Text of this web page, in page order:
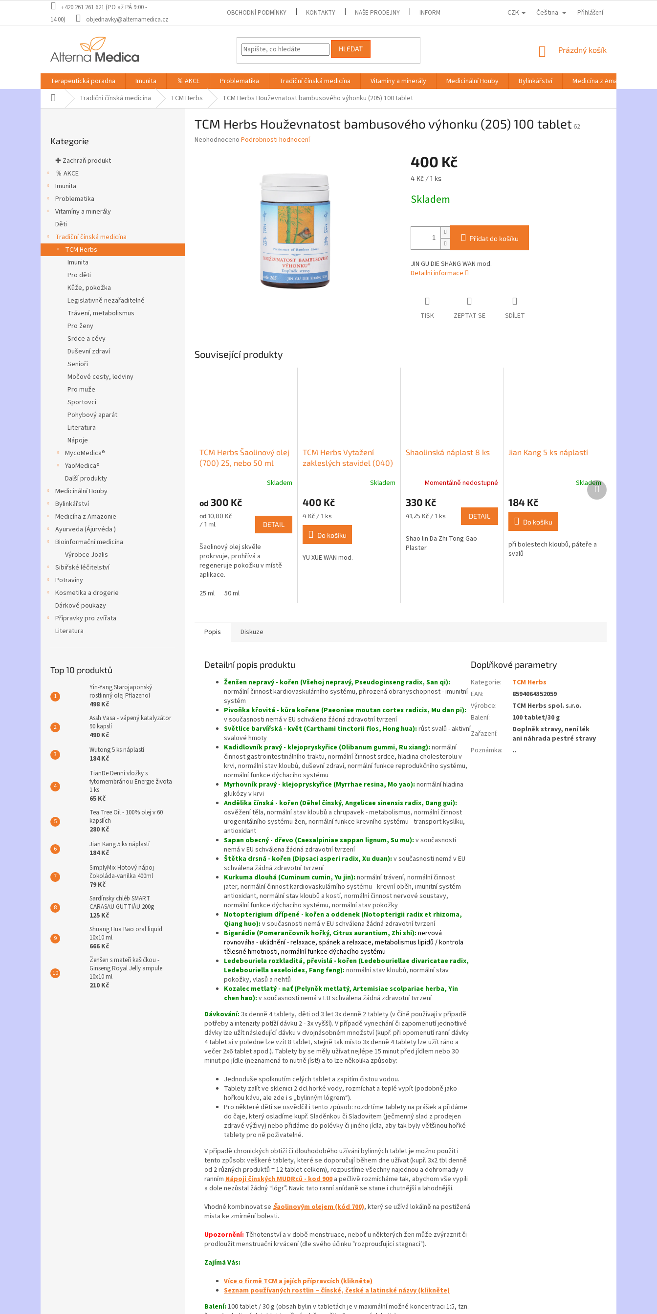
obsah
+420 261 261 621 (PO až PÁ 9:00 -
14:00)
objednavky@alternamedica.cz
OBCHODNÍ PODMÍNKY KONTAKTY NAŠE PRODEJNY INFORMACE KE ZPRACOVÁNÍ OSOBNÍCH ÚDAJŮ DOPRAVA A PLATBA
CZK Čeština Přihlášení
HLEDAT
NÁKUPNÍ
Prázdný košík
Terapeutická poradna Imunita ％ AKCE Problematika Tradiční čínská medicína Vitamíny a minerály Medicinální Houby Bylinkářství
Medicína z Amazonie
Domů Tradiční čínská medicína TCM Herbs TCM Herbs Houževnatost bambusového výhonku (205) 100 tablet
e
l
kategorie
Kategorie
✚ Zachraň produkt
％ AKCE
Imunita
Problematika
Vitamíny a minerály
Děti
Tradiční čínská medicína
TCM Herbs
Imunita
Pro děti
Kůže, pokožka
Legislativně nezařaditelné
Trávení, metabolismus
Pro ženy
Srdce a cévy
Duševní zdraví
Senioři
Močové cesty, ledviny
Pro muže
Sportovci
Pohybový aparát
Literatura
Nápoje
MycoMedica®
YaoMedica®
Další produkty
Medicinální Houby
Bylinkářství
Medicína z Amazonie
Ayurveda (Ájurvéda )
Bioinformační medicína
Výrobce Joalis
Sibiřské léčitelství
Potraviny
Kosmetika a drogerie
Dárkové poukazy
Přípravky pro zvířata
Literatura
Top 10 produktů
Yin-Yang Starojaponský
rostlinný olej Pflazenöl
498 Kč
Assh Vasa - vápený katalyzátor
90 kapslí
490 Kč
Wutong 5 ks náplastí
184 Kč
TianDe Denní vložky s
fytomembránou Energie života
1 ks
65 Kč
Tea Tree Oil - 100% olej v 60
kapslích
280 Kč
Jian Kang 5 ks náplastí
184 Kč
SimplyMix Hotový nápoj
čokoláda-vanilka 400ml
79 Kč
Sardínsky chléb SMART
CARASAU GUTTIÀU 200g
125 Kč
Shuang Hua Bao oral liquid
10x10 ml
666 Kč
Ženšen s mateří kašičkou -
Ginseng Royal Jelly ampule
10x10 ml
210 Kč
TCM Herbs Houževnatost bambusového výhonku (205) 100 tablet 62
Průměrné
Neohodnoceno Podrobnosti hodnocení
400 Kč
Měrná
4 Kč / 1 ks
Skladem
Přidat do košíku
JIN GU DIE SHANG WAN mod.
Detailní informace
TISK ZEPTAT SE SDÍLET
Související produkty
TCM Herbs Šaolinový olej
(700) 25, nebo 50 ml
produktu
4,5
hvězdiček.
Skladem
od 300 Kč
Měrná
cena:
od 10,80 Kč
/ 1 ml
DETAIL
Šaolinový olej skvěle
prokrvuje, prohřívá a
regeneruje pokožku v místě
aplikace.
25 ml
50 ml
TCM Herbs Vytažení
zakleslých stavidel (040)
produktu
je
5,0
Skladem
400 Kč
Měrná
cena:
4 Kč / 1 ks
Do košíku
YU XUE WAN mod.
Shaolinská náplast 8 ks
Momentálně nedostupné
330 Kč
Měrná
41,25 Kč / 1 ks DETAIL
Shao lin Da Zhi Tong Gao
Plaster
Jian Kang 5 ks náplastí
produktu
je
4,0
z
hvězdiček.
Skladem
184 Kč
Do košíku
při bolestech kloubů, páteře a
svalů
Další
produkt
Popis Diskuze
Detailní popis produktu
Ženšen nepravý - kořen (Všehoj nepravý, Pseudoginseng radix, San qi):
normální činnost kardiovaskulárního systému, přirozená obranyschopnost - imunitní
systém
Pivoňka křovitá - kůra kořene (Paeoniae moutan cortex radicis, Mu dan pi):
v současnosti nemá v EU schválena žádná zdravotní tvrzení
Světlice barvířská - květ (Carthami tinctorii flos, Hong hua): růst svalů - aktivní
svalové hmoty
Kadidlovník pravý - klejopryskyřice (Olibanum gummi, Ru xiang): normální
činnost gastrointestinálního traktu, normální činnost srdce, hladina cholesterolu v
krvi, normální stav kloubů, duševní zdraví, normální funkce reprodukčního systému,
normální funkce dýchacího systému
Myrhovník pravý - klejopryskyřice (Myrrhae resina, Mo yao): normální hladina
glukózy v krvi
Andělika čínská - kořen (Děhel čínský, Angelicae sinensis radix, Dang gui):
osvěžení těla, normální stav kloubů a chrupavek - metabolismus, normální činnost
urogenitálního systému žen, normální funkce krevního systému - transport kyslíku,
antioxidant
Sapan obecný - dřevo (Caesalpiniae sappan lignum, Su mu): v současnosti
nemá v EU schválena žádná zdravotní tvrzení
Štětka drsná - kořen (Dipsaci asperi radix, Xu duan): v současnosti nemá v EU
schválena žádná zdravotní tvrzení
Kurkuma dlouhá (Cuminum cumin, Yu jin): normální trávení, normální činnost
jater, normální činnost kardiovaskulárního systému - krevní oběh, imunitní systém -
antioxidant, normální stav kloubů a kostí, normální činnost nervové soustavy,
normální funkce dýchacího systému, normální stav pokožky
Notopterigium dřípené - kořen a oddenek (Notopterigii radix et rhizoma,
Qiang huo): v současnosti nemá v EU schválena žádná zdravotní tvrzení
Bigarádie (Pomerančovník hořký, Citrus aurantium, Zhi shi): nervová
rovnováha - uklidnění - relaxace, spánek a relaxace, metabolismus lipidů / kontrola
tělesné hmotnosti, normální funkce dýchacího systému
Ledebouriela rozkladitá, převislá - kořen (Ledebouriellae divaricatae radix,
Ledebouriella seseloides, Fang feng): normální stav kloubů, normální stav
pokožky, vlasů a nehtů
Kozalec metlatý - nať (Pelyněk metlatý, Artemisiae scolpariae herba, Yin
chen hao): v současnosti nemá v EU schválena žádná zdravotní tvrzení
Dávkování: 3x denně 4 tablety, děti od 3 let 3x denně 2 tablety (v Číně používají v případě
potřeby a intenzity potíží dávku 2 - 3x vyšší). V případě vynechání či zapomenutí jednotlivé
dávky lze užít následující dávku v dvojnásobném množství (kupř. při opomenutí ranní dávky
4 tablet si v poledne lze vzít 8 tablet, stejně tak místo 3x denně 4 tablety lze užít ráno a
večer 2x6 tablet apod.). Tablety by se měly užívat nejlépe 15 minut před jídlem nebo 30
minut po jídle (neznamená to nutně jíst!) a to lze několika způsoby:
Jednoduše spolknutím celých tablet a zapitím čistou vodou.
Tablety zalít ve sklenici 2 dcl horké vody, rozmíchat a teplé vypít (podobně jako
hořkou kávu, ale zde i s „bylinným lógrem“).
Pro některé děti se osvědčil i tento způsob: rozdrtíme tablety na prášek a přidáme
do čaje, který osladíme kupř. Sladěnkou či Sladovitem (ječmenný slad z prodejen
zdravé výživy) nebo přidáme do polévky či jiného jídla, aby tak byly většinou hořké
tablety pro ně poživatelné.
V případě chronických obtíží či dlouhodobého užívání bylinných tablet je možno použít i
tento způsob: veškeré tablety, které se doporučují během dne užívat (kupř. 3x2 tbl denně
od 2 různých produktů = 12 tablet celkem), rozpustíme všechny najednou a dohromady v
ranním Nápoji čínských MUDRců - kod 900 a pečlivě rozmícháme tak, abychom vše vypili
a dole nezůstal žádný “lógr”. Navíc tato ranní snídaně se stane i chutnější a lahodnější.
Vhodné kombinovat se Šaolinovým olejem (kód 700), který se užívá lokálně na postižená
místa ke zmírnění bolesti.
Upozornění: Těhotenství a v době menstruace, neboť u některých žen může zvýraznit či
prodloužit menstruační krvácení (dle svého účinku "rozprouďující stagnaci").
Zajímá Vás:
Více o firmě TCM a jejích přípravcích (klikněte)
Seznam používaných rostlin – čínské, české a latinské názvy (klikněte)
Balení: 100 tablet / 30 g (obsah bylin v tabletách je v maximální možné koncentraci 1:5, tzn.
Doplňkové parametry
Kategorie:
TCM Herbs
EAN:
8594064352059
Výrobce:
TCM Herbs spol. s.r.o.
Balení:
100 tablet/30 g
Zařazení:
Doplněk stravy, není lék
ani náhrada pestré stravy
Poznámka: ..